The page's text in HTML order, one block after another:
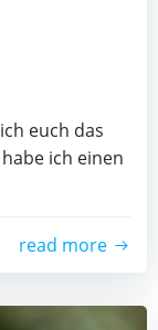
euch das
ich einen
read more